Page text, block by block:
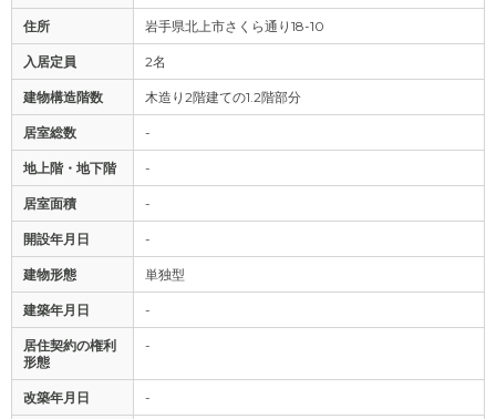
住所 岩手県北上市さくら通り18-10
入居定員 2名
建物構造階数 木造り2階建ての1.2階部分
居室総数 -
地上階・地下階 -
居室面積 -
開設年月日 -
建物形態 単独型
建築年月日 -
居住契約の権利
形態
-
改築年月日 -